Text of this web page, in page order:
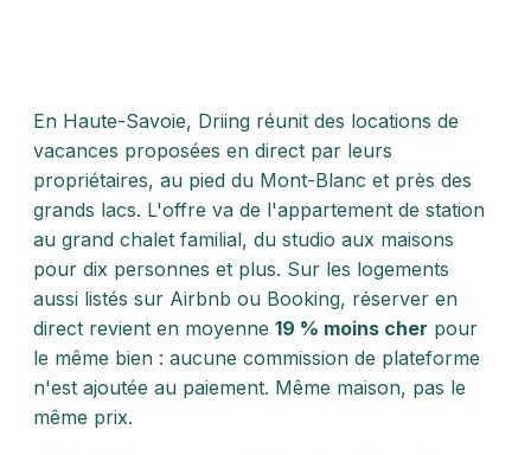
En Haute-Savoie, Driing réunit des locations de
vacances proposées en direct par leurs
propriétaires, au pied du Mont-Blanc et près des
grands lacs. L'offre va de l'appartement de station
au grand chalet familial, du studio aux maisons
pour dix personnes et plus. Sur les logements
aussi listés sur Airbnb ou Booking, réserver en
direct revient en moyenne 19 % moins cher pour
le même bien : aucune commission de plateforme
n'est ajoutée au paiement. Même maison, pas le
même prix.